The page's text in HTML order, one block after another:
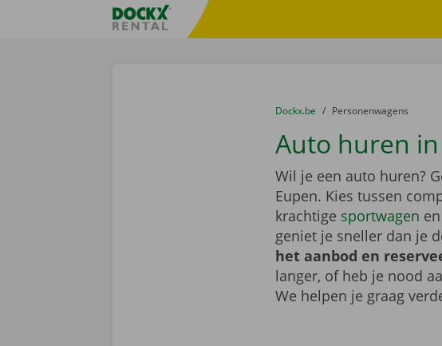
Taalselectie overslaanFratello DEMO
U bevindt zich hier:
van
Dockx.be naar
Personenwagens
Auto huren in
Wil je een auto huren?
Eupen. Kies tussen
krachtige sportwagen
geniet je sneller dan je
het aanbod en
langer, of heb je nood
We helpen je graag